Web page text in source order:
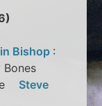
Bishop :
Bones
Steve